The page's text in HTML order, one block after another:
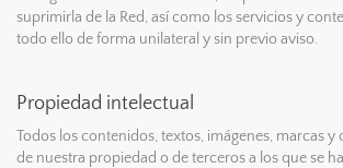
suprimirla de la Red, así como los servicios y
todo ello de forma unilateral y sin previo aviso.
Propiedad intelectual
Todos los contenidos, textos, imágenes, marcas y
de nuestra propiedad o de terceros a los que se